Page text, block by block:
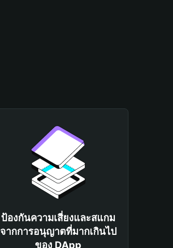
ป้องกันความเสี่ยงและสแกม
จากการอนุญาตที่มากเกินไป
ของ DApp